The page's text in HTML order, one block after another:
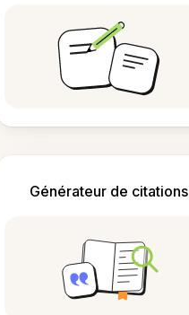
Générateur de citations